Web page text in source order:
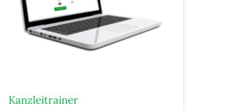
Kanzleitrainer